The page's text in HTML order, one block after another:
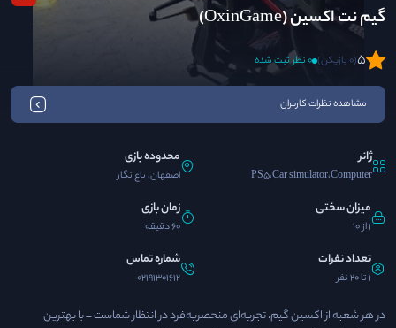
گیم نت اکسین (OxinGame)
5(0 بازیکن) 0 نظر ثبت شده
مشاهده نظرات کاربران
ژانر
PS5،Car simulator،Computer
محدوده بازی
اصفهان، باغ نگار
میزان سختی
1 از 10
زمان بازی
60 دقیقه
تعداد نفرات
1 تا 20 نفر
شماره تماس
02191301612
در هر شعبه از اکسین گیم، تجربه‌ای منحصربه‌فرد در انتظار شماست – با بهترین